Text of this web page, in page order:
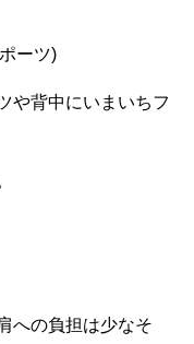
ーツ)
や背中にいまいちフ
への負担は少なそ